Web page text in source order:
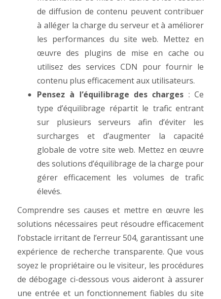
de diffusion de contenu peuvent contribuer
à alléger la charge du serveur et à améliorer
les performances du site web. Mettez en
œuvre des plugins de mise en cache ou
utilisez des services CDN pour fournir le
contenu plus efficacement aux utilisateurs.
Pensez à l’équilibrage des charges : Ce
type d’équilibrage répartit le trafic entrant
sur plusieurs serveurs afin d’éviter les
surcharges et d’augmenter la capacité
globale de votre site web. Mettez en œuvre
des solutions d’équilibrage de la charge pour
gérer efficacement les volumes de trafic
élevés.
Comprendre ses causes et mettre en œuvre les
solutions nécessaires peut résoudre efficacement
l’obstacle irritant de l’erreur 504, garantissant une
expérience de recherche transparente. Que vous
soyez le propriétaire ou le visiteur, les procédures
de débogage ci-dessous vous aideront à assurer
une entrée et un fonctionnement fiables du site